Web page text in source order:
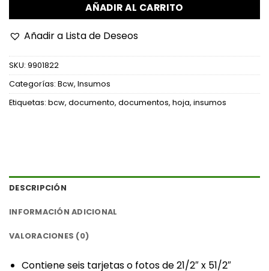
AÑADIR AL CARRITO
Añadir a Lista de Deseos
SKU: 9901822
Categorías: Bcw, Insumos
Etiquetas: bcw, documento, documentos, hoja, insumos
DESCRIPCIÓN
INFORMACIÓN ADICIONAL
VALORACIONES (0)
‎Contiene seis tarjetas o fotos de 21/2″ x 51/2″‎